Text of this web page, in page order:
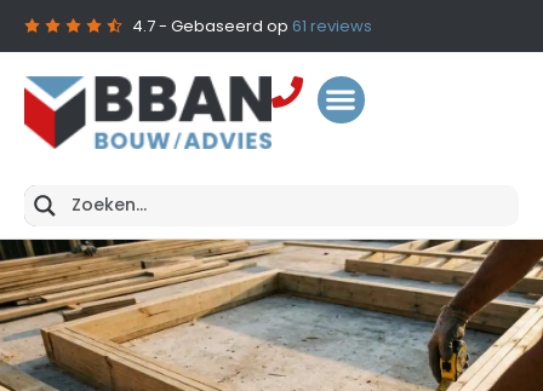
4.7- Gebaseerd op 61 reviews